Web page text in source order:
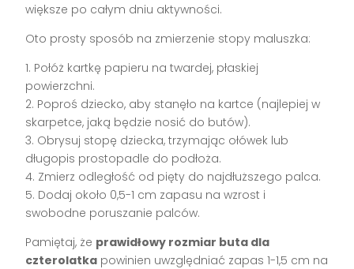
większe po całym dniu aktywności.
Oto prosty sposób na zmierzenie stopy maluszka:
1. Połóż kartkę papieru na twardej, płaskiej
powierzchni.
2. Poproś dziecko, aby stanęło na kartce (najlepiej w
skarpetce, jaką będzie nosić do butów).
3. Obrysuj stopę dziecka, trzymając ołówek lub
długopis prostopadle do podłoża.
4. Zmierz odległość od pięty do najdłuższego palca.
5. Dodaj około 0,5-1 cm zapasu na wzrost i
swobodne poruszanie palców.
Pamiętaj, że prawidłowy rozmiar buta dla
czterolatka powinien uwzględniać zapas 1-1,5 cm na